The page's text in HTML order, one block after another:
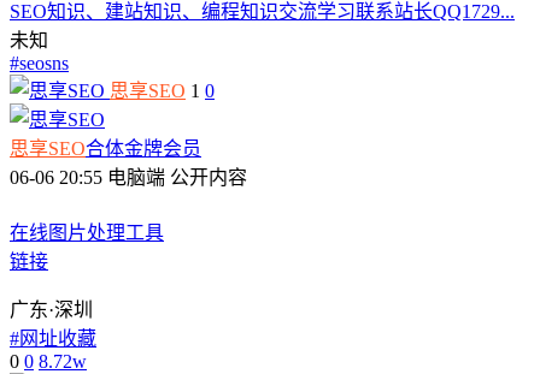
SEO知识、建站知识、编程知识交流学习联系站长QQ1729...
未知
#seosns
思享SEO 1 0
思享SEO合体金牌会员
06-06 20:55 电脑端 公开内容
在线图片处理工具
链接
广东·深圳
#网址收藏
0 0 8.72w